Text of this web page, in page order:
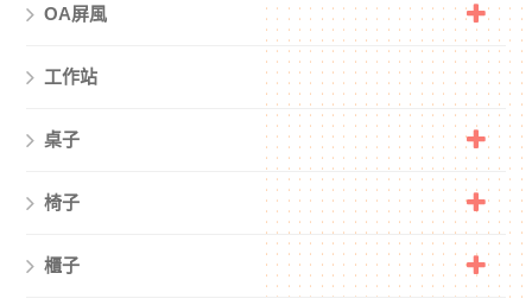
OA屏風
工作站
桌子
椅子
櫃子